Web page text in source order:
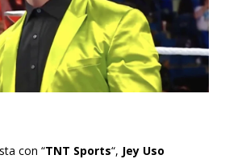
con “TNT Sports“, Jey Uso